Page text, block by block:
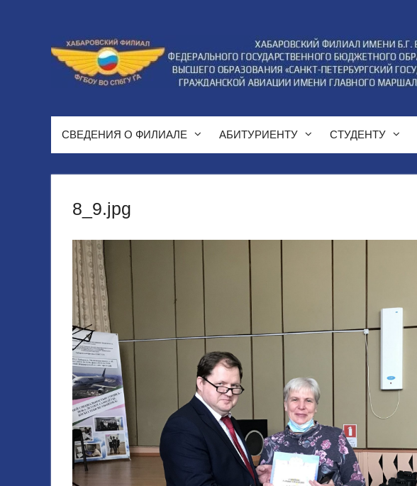
СВЕДЕНИЯ О ФИЛИАЛЕ АБИТУРИЕНТУ СТУДЕНТУ
8_9.jpg